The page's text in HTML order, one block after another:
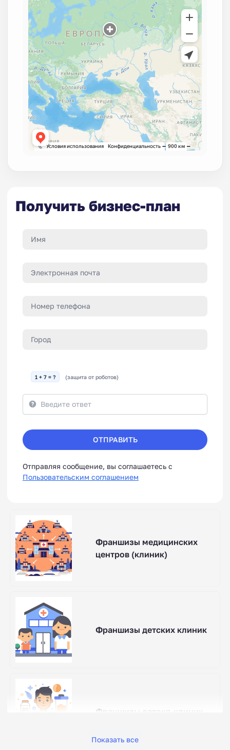
Получить бизнес-план
1 + 7 = ? (защита от роботов)
ОТПРАВИТЬ
Отправляя сообщение, вы соглашаетесь с
Пользовательским соглашением
Франшизы медицинских
центров (клиник)
Франшизы детских клиник
Франшизы детокс-клиник
Показать все